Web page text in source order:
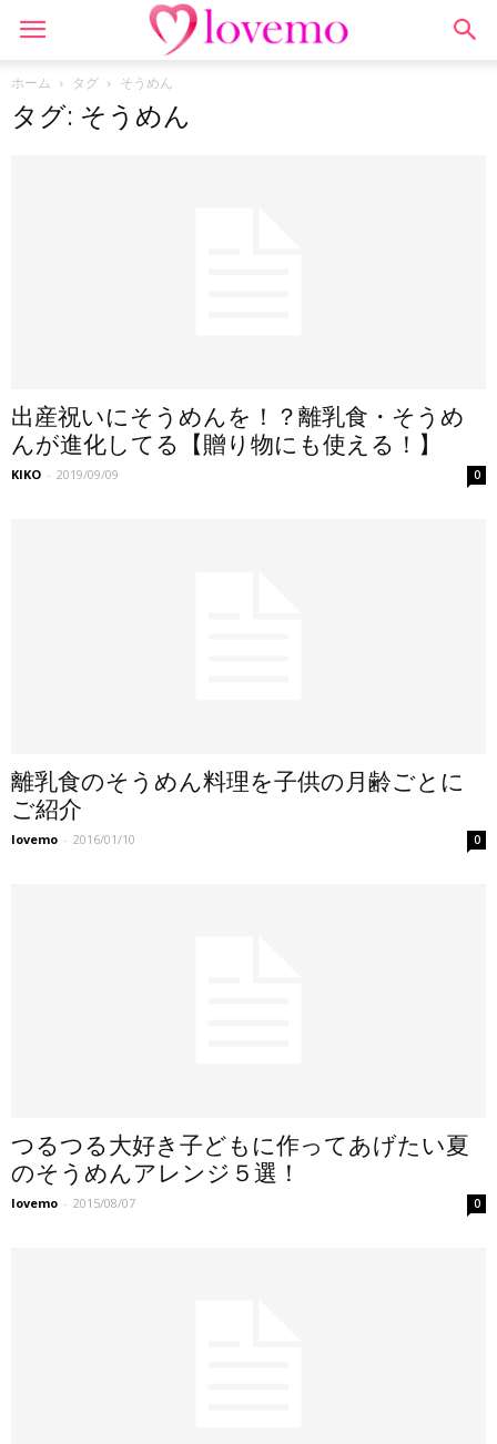
ホーム タグ そうめん
タグ: そうめん
出産祝いにそうめんを！？離乳食・そうめ
んが進化してる【贈り物にも使える！】
KIKO - 2019/09/09 0
離乳食のそうめん料理を子供の月齢ごとに
ご紹介
lovemo - 2016/01/10 0
つるつる大好き子どもに作ってあげたい夏
のそうめんアレンジ５選！
lovemo - 2015/08/07 0